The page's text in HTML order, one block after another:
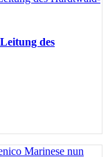
des